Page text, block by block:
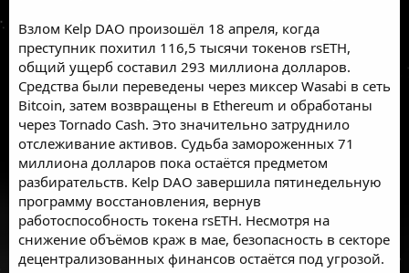
Взлом Kelp DAO произошёл 18 апреля, когда
преступник похитил 116,5 тысячи токенов rsETH,
общий ущерб составил 293 миллиона долларов.
Средства были переведены через миксер Wasabi в сеть
Bitcoin, затем возвращены в Ethereum и обработаны
через Tornado Cash. Это значительно затруднило
отслеживание активов. Судьба замороженных 71
миллиона долларов пока остаётся предметом
разбирательств. Kelp DAO завершила пятинедельную
программу восстановления, вернув
работоспособность токена rsETH. Несмотря на
снижение объёмов краж в мае, безопасность в секторе
децентрализованных финансов остаётся под угрозой.